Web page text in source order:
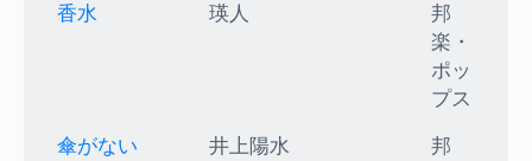
香水
瑛人
邦
楽・
ポッ
プス
傘がない
井上陽水
邦